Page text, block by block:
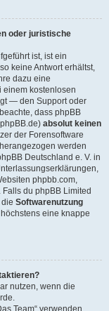
oder juristische
ist, ist ein
keine Antwort erhältst,
dazu eine
kostenlosen
— den Support oder
dass phpBB
absolut keinen
der Forensoftware
werden
Deutschland e. V. in
phpbb.com,
du phpBB Limited
Softwarenutzung
eine knappe
nutzen, wenn die
Team“ verwenden.